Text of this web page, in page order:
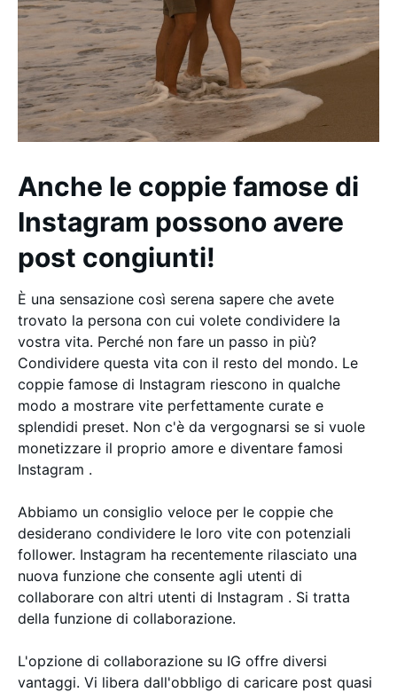
Anche le coppie famose di
Instagram possono avere
post congiunti!
È una sensazione così serena sapere che avete
trovato la persona con cui volete condividere la
vostra vita. Perché non fare un passo in più?
Condividere questa vita con il resto del mondo. Le
coppie famose di Instagram riescono in qualche
modo a mostrare vite perfettamente curate e
splendidi preset. Non c'è da vergognarsi se si vuole
monetizzare il proprio amore e diventare famosi
Instagram .
Abbiamo un consiglio veloce per le coppie che
desiderano condividere le loro vite con potenziali
follower. Instagram ha recentemente rilasciato una
nuova funzione che consente agli utenti di
collaborare con altri utenti di Instagram . Si tratta
della funzione di collaborazione.
L'opzione di collaborazione su IG offre diversi
vantaggi. Vi libera dall'obbligo di caricare post quasi